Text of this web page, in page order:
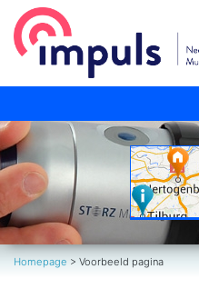
Homepage > Voorbeeld pagina